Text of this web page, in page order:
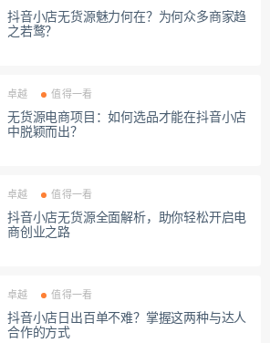
抖音小店无货源魅力何在？为何众多商家趋
之若鹜？
卓越 值得一看
无货源电商项目：如何选品才能在抖音小店
中脱颖而出？
卓越 值得一看
抖音小店无货源全面解析，助你轻松开启电
商创业之路
卓越 值得一看
抖音小店日出百单不难？掌握这两种与达人
合作的方式